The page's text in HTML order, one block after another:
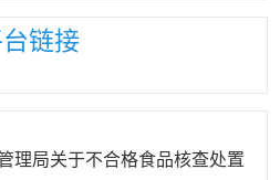
链接
理局关于不合格食品核查处置